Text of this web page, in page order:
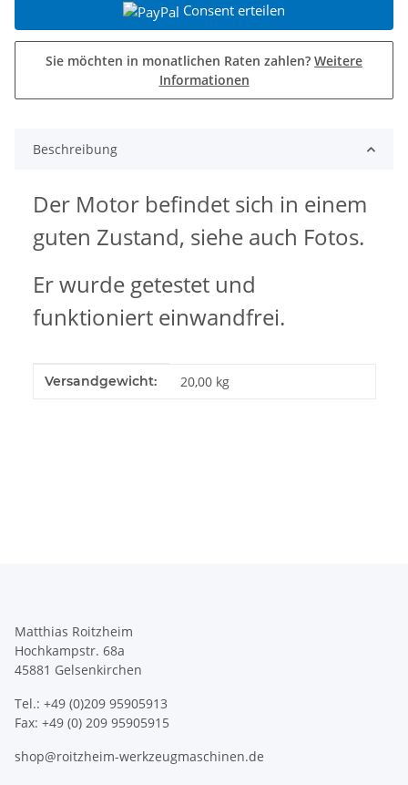
Consent erteilen
Sie möchten in monatlichen Raten zahlen? Weitere
Informationen
Beschreibung
Der Motor befindet sich in einem
guten Zustand, siehe auch Fotos.
Er wurde getestet und
funktioniert einwandfrei.
Produkteigenschaft
Wert
Versandgewicht: 20,00 kg
Matthias Roitzheim
Hochkampstr. 68a
45881 Gelsenkirchen
Tel.: +49 (0)209 95905913
Fax: +49 (0) 209 95905915
shop@roitzheim-werkzeugmaschinen.de